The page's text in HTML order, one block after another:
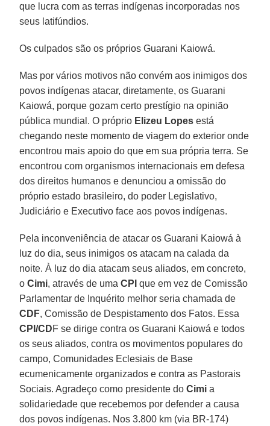
que lucra com as terras indígenas incorporadas nos
seus latifúndios.
Os culpados são os próprios Guarani Kaiowá.
Mas por vários motivos não convém aos inimigos dos
povos indígenas atacar, diretamente, os Guarani
Kaiowá, porque gozam certo prestígio na opinião
pública mundial. O próprio Elizeu Lopes está
chegando neste momento de viagem do exterior onde
encontrou mais apoio do que em sua própria terra. Se
encontrou com organismos internacionais em defesa
dos direitos humanos e denunciou a omissão do
próprio estado brasileiro, do poder Legislativo,
Judiciário e Executivo face aos povos indígenas.
Pela inconveniência de atacar os Guarani Kaiowá à
luz do dia, seus inimigos os atacam na calada da
noite. À luz do dia atacam seus aliados, em concreto,
oCimi, através de umaCPI que em vez de Comissão
Parlamentar de Inquérito melhor seria chamada de
CDF, Comissão de Despistamento dos Fatos. Essa
CPI/CDF se dirige contra os Guarani Kaiowá e todos
os seus aliados, contra os movimentos populares do
campo, Comunidades Eclesiais de Base
ecumenicamente organizados e contra as Pastorais
Sociais. Agradeço como presidente doCimi a
solidariedade que recebemos por defender a causa
dos povos indígenas. Nos 3.800 km (via BR-174)